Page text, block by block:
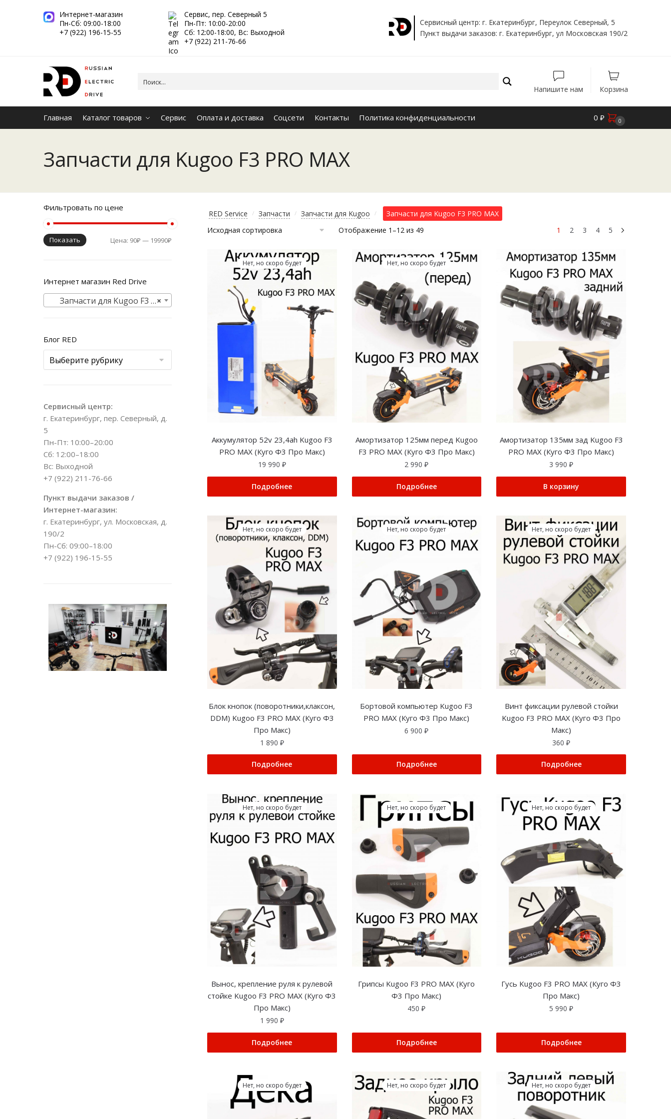
Интернет-магазин
Пн-Сб: 09:00-18:00
+7 (922) 196-15-55
Сервис, пер. Северный 5
Пн-Пт: 10:00-20:00
Сб: 12:00-18:00, Вс: Выходной
+7 (922) 211-76-66
Сервисный центр: г. Екатеринбург, Переулок Северный, 5
Пункт выдачи заказов: г. Екатеринбург, ул Московская 190/2
Напишите нам Корзина
Главная Каталог товаров Сервис Оплата и доставка Соцсети Контакты Политика конфиденциальности 0 ₽ 0
Запчасти для Kugoo F3 PRO MAX
RED Service / Запчасти / Запчасти для Kugoo /
Запчасти для Kugoo F3 PRO MAX
Отображение 1–12 из 49
1 2 3 4 5
Нет, но скоро будет
Аккумулятор 52v 23,4ah Kugoo F3
PRO MAX (Куго Ф3 Про Макс)
19 990 ₽
Подробнее
Нет, но скоро будет
Амортизатор 125мм перед Kugoo
F3 PRO MAX (Куго Ф3 Про Макс)
2 990₽
Подробнее
Амортизатор 135мм зад Kugoo F3
PRO MAX (Куго Ф3 Про Макс)
3 990₽
В корзину
Нет, но скоро будет
Блок кнопок (поворотники,клаксон,
DDM) Kugoo F3 PRO MAX (Куго Ф3
Про Макс)
1 890 ₽
Подробнее
Нет, но скоро будет
Бортовой компьютер Kugoo F3
PRO MAX (Куго Ф3 Про Макс)
6 900₽
Подробнее
Нет, но скоро будет
Винт фиксации рулевой стойки
Kugoo F3 PRO MAX (Куго Ф3 Про
Макс)
360₽
Подробнее
Нет, но скоро будет
Вынос, крепление руля к рулевой
стойке Kugoo F3 PRO MAX (Куго Ф3
Про Макс)
1 990 ₽
Подробнее
Нет, но скоро будет
Грипсы Kugoo F3 PRO MAX (Куго
Ф3 Про Макс)
450₽
Подробнее
Нет, но скоро будет
Гусь Kugoo F3 PRO MAX (Куго Ф3
Про Макс)
5 990₽
Подробнее
Нет, но скоро будет Нет, но скоро будет Нет, но скоро будет
Фильтровать по цене
Показать Цена: 90₽ — 19990₽
Интернет магазин Red Drive
×
Запчасти для Kugoo F3 PRO MAX
Блог RED
Сервисный центр:
г. Екатеринбург, пер. Северный, д.
5
Пн-Пт: 10:00–20:00
Сб: 12:00–18:00
Вс: Выходной
+7 (922) 211-76-66
Пункт выдачи заказов /
Интернет-магазин:
г. Екатеринбург, ул. Московская, д.
190/2
Пн-Сб: 09:00–18:00
+7 (922) 196-15-55